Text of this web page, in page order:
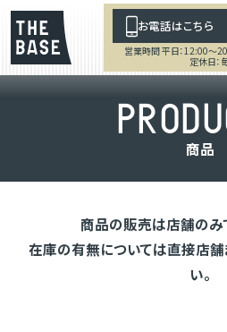
お電話はこちら
営業時間 平日：12:00～
定休日：
PRODU
商品
商品の販売は店舗のみ
在庫の有無については直接店
い。